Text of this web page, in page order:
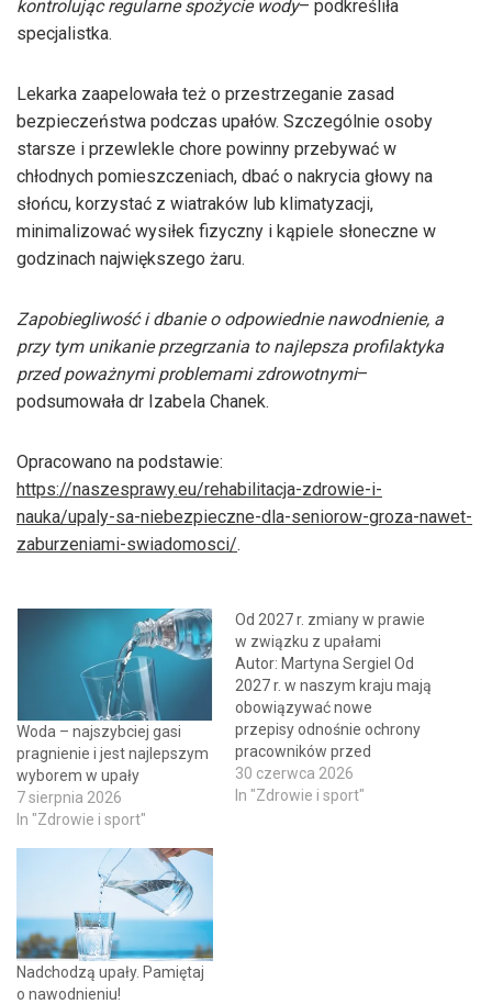
kontrolując regularne spożycie wody– podkreśliła
specjalistka.
Lekarka zaapelowała też o przestrzeganie zasad
bezpieczeństwa podczas upałów. Szczególnie osoby
starsze i przewlekle chore powinny przebywać w
chłodnych pomieszczeniach, dbać o nakrycia głowy na
słońcu, korzystać z wiatraków lub klimatyzacji,
minimalizować wysiłek fizyczny i kąpiele słoneczne w
godzinach największego żaru.
Zapobiegliwość i dbanie o odpowiednie nawodnienie, a
przy tym unikanie przegrzania to najlepsza profilaktyka
przed poważnymi problemami zdrowotnymi–
podsumowała dr Izabela Chanek.
Opracowano na podstawie:
https://naszesprawy.eu/rehabilitacja-zdrowie-i-
nauka/upaly-sa-niebezpieczne-dla-seniorow-groza-nawet-
zaburzeniami-swiadomosci/.
Woda – najszybciej gasi
pragnienie i jest najlepszym
wyborem w upały
7 sierpnia 2026
In "Zdrowie i sport"
Od 2027 r. zmiany w prawie
w związku z upałami
Autor: Martyna Sergiel Od
2027 r. w naszym kraju mają
obowiązywać nowe
przepisy odnośnie ochrony
pracowników przed
konsekwencjami upałów.
Zmiany są znaczące.
30 czerwca 2026
In "Zdrowie i sport"
Nadchodzą upały. Pamiętaj
o nawodnieniu!